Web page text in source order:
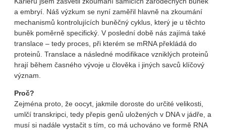
a embryí. Náš výzkum se nyní zaměřil hlavně na zkoumání
mechanismů kontrolujících buněčný cyklus, který je u těchto
buněk poměrně specifický. V poslední době nás zajímá také
translace – tedy proces, při kterém se mRNA překládá do
proteinů. Translace a následné modifikace vzniklých proteinů
hrají během časného vývoje u člověka i jiných savců klíčový
význam.
Proč?
Zejména proto, že oocyt, jakmile doroste do určité velikosti,
umlčí transkripci, tedy přepis genů uložených v DNA v jádře, a
musí si nadále vystačit s tím, co má uchováno ve formě RNA